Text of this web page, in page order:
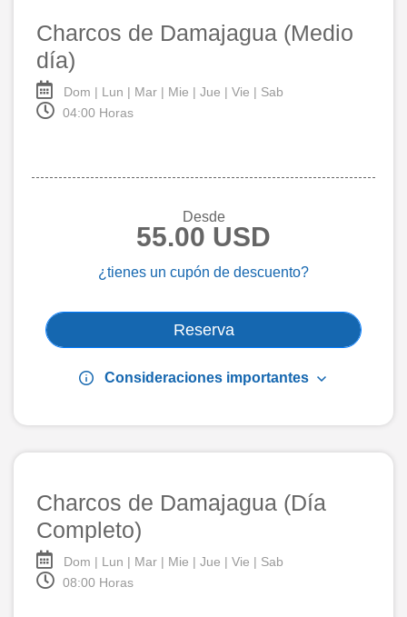
Charcos de Damajagua (Medio
día)
Dom | Lun | Mar | Mie | Jue | Vie | Sab
04:00 Horas
Desde
55.00 USD
¿tienes un cupón de descuento?
Reserva
info Consideraciones importantes keyboard_arrow_down
Charcos de Damajagua (Día
Completo)
Dom | Lun | Mar | Mie | Jue | Vie | Sab
08:00 Horas